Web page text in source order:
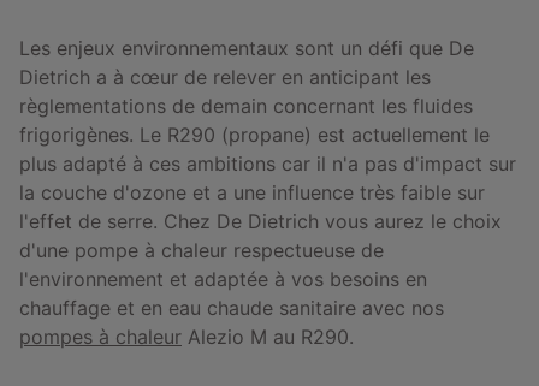
Les enjeux environnementaux sont un défi que De
Dietrich a à cœur de relever en anticipant les
règlementations de demain concernant les fluides
frigorigènes. Le R290 (propane) est actuellement le
plus adapté à ces ambitions car il n'a pas d'impact sur
la couche d'ozone et a une influence très faible sur
l'effet de serre. Chez De Dietrich vous aurez le choix
d'une pompe à chaleur respectueuse de
l'environnement et adaptée à vos besoins en
chauffage et en eau chaude sanitaire avec nos
pompes à chaleur Alezio M au R290.